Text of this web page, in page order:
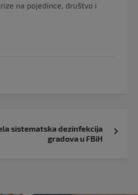
na pojedince, društvo i
sistematska dezinfekcija
gradova u FBiH